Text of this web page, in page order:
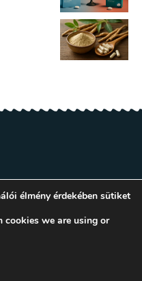
élmény érdekében sütiket
cookies we are using or